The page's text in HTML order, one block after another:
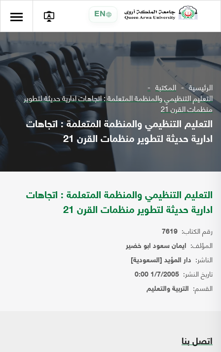
EN
الرئيسية المكتبة
التعليم التنظيمي والمنظمة المتعلمة : اتجاهات ادارية حديثة لتطوير
منظمات القرن 21
التعليم التنظيمي والمنظمة المتعلمة : اتجاهات
ادارية حديثة لتطوير منظمات القرن 21
التعليم التنظيمي والمنظمة المتعلمة : اتجاهات
ادارية حديثة لتطوير منظمات القرن 21
رقم الكتاب: 7619
المؤلف: ايمان سعود ابو خضير
الناشر: دار المؤيد [السعودية]
تاريخ النشر: 1/7/2005 0:00
القسم: التربية والتعليم
اتصل بنا